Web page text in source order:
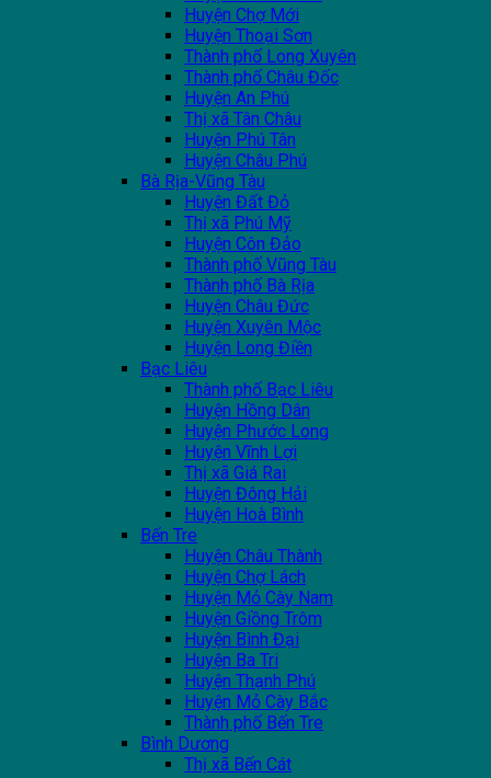
Huyện Chợ Mới
Huyện Thoại Sơn
Thành phố Long Xuyên
Thành phố Châu Đốc
Huyện An Phú
Thị xã Tân Châu
Huyện Phú Tân
Huyện Châu Phú
Bà Rịa-Vũng Tàu
Huyện Đất Đỏ
Thị xã Phú Mỹ
Huyện Côn Đảo
Thành phố Vũng Tàu
Thành phố Bà Rịa
Huyện Châu Đức
Huyện Xuyên Mộc
Huyện Long Điền
Bạc Liêu
Thành phố Bạc Liêu
Huyện Hồng Dân
Huyện Phước Long
Huyện Vĩnh Lợi
Thị xã Giá Rai
Huyện Đông Hải
Huyện Hoà Bình
Bến Tre
Huyện Châu Thành
Huyện Chợ Lách
Huyện Mỏ Cày Nam
Huyện Giồng Trôm
Huyện Bình Đại
Huyện Ba Tri
Huyện Thạnh Phú
Huyện Mỏ Cày Bắc
Thành phố Bến Tre
Bình Dương
Thị xã Bến Cát